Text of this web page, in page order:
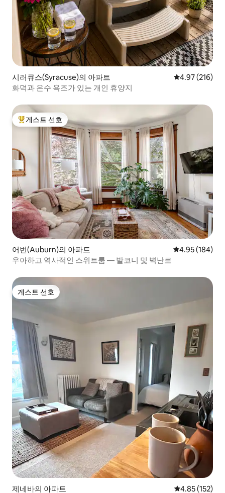
시러큐스(Syracuse)의 아파트 평점 4.97점(5
4.97 (216)
화덕과 온수 욕조가 있는 개인 휴양지
상위 게스트 선호
게스트 선호
어번(Auburn)의 아파트 평점 4.95점(5
4.95 (184)
우아하고 역사적인 스위트룸 — 발코니 및 벽난로
게스트 선호
게스트 선호
제네바의 아파트 평점 4.85점(5
4.85 (152)